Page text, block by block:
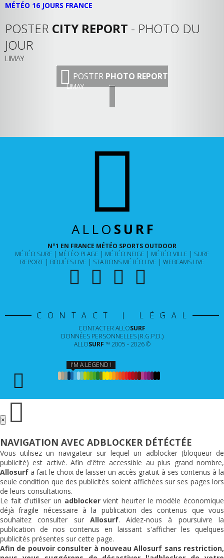
MÉTÉO 16 JOURS FRANCE
POSTER CITY REPORT - PHOTO DU
JOUR
LIMAY
POSTER PHOTO REPORT
LIMAY
ALLO SURF
N°1 EN FRANCE MÉTÉO SPORTS OUTDOOR
MÉTÉO SURF
MÉTÉO PLAGE MÉTÉO NEIGE MÉTÉO VILLE
SURF
REPORT
BOUÉES LIVE STATIONS MÉTÉO LIVE WEBCAMS LIVE
CONTACT | LÉGAL
CONTACTER ALLOSURF
DONNÉES PERSONNELLES (R.G.P.D.)
ALLOSURF ™ 2005 - 2026 ©
I'M A LEGEND !
×
NAVIGATION AVEC ADBLOCKER DÉTÉCTÉE
Vous utilisez un navigateur sur lequel un adblocker (bloqueur de
publicité) est activé. Afin d'être accessible au plus grand nombre,
Allosurf a fait le choix de laisser un accès gratuit à ses contenus à la
seule condition que des publicités soient affichées sur ses pages lors
de leurs consultations.
Le fait d'utiliser un adblockervient heurter le modèle économique
déjà fragile nécessaire à la publication des contenus que vous
souhaitez consulter sur Allosurf. Aidez-nous à poursuivre la
publication de nos contenus en laissant s'afficher les quelques
publicités présentes sur cette page.
Afin de pouvoir consulter à nouveauAllosurf sans restriction,